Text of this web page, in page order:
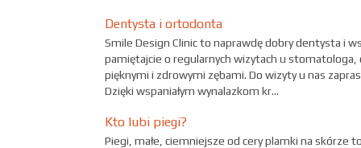
Dentysta i ortodonta
Smile Design Clinic to naprawdę dobry dentysta i
pamiętajcie o regularnych wizytach u stomatologa,
pięknymi i zdrowymi zębami. Do wizyty u nas
Dzięki wspaniałym wynalazkom kr...
Kto lubi piegi?
Piegi, małe, ciemniejsze od cery plamki na skórze